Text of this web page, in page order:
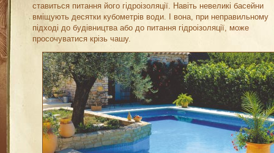
ставиться питання його гідроізоляції. Навіть невеликі басейни
вміщують десятки кубометрів води. І вона, при неправильному
підході до будівництва або до питання гідроізоляції, може
просочуватися крізь чашу.